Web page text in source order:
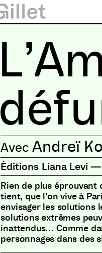
Andreï
Éditions Liana Levi —
Rien de plus éprouvant
tient, que l’on vive à
envisager les solutions
solutions extrêmes
inattendus… Comme
personnages dans des